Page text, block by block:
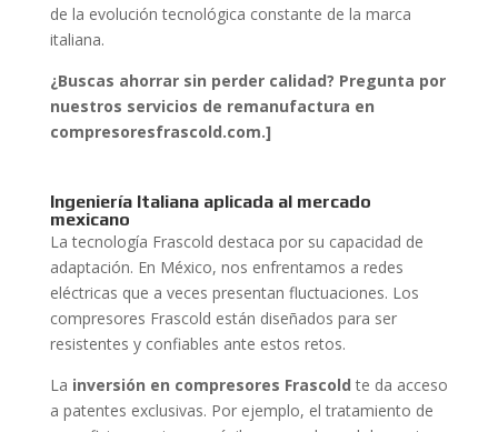
de la evolución tecnológica constante de la marca
italiana.
¿Buscas ahorrar sin perder calidad? Pregunta por
nuestros servicios de remanufactura en
compresoresfrascold.com.]
Ingeniería Italiana aplicada al mercado
mexicano
La tecnología Frascold destaca por su capacidad de
adaptación. En México, nos enfrentamos a redes
eléctricas que a veces presentan fluctuaciones. Los
compresores Frascold están diseñados para ser
resistentes y confiables ante estos retos.
La inversión en compresores Frascold te da acceso
a patentes exclusivas. Por ejemplo, el tratamiento de